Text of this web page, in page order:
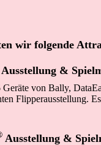
wir folgende
&
von Bally,
Flipperausstellung.
Ausstellung &